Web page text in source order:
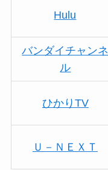
Hulu
バンダイチャンネ
ル
ひかりTV
Ｕ－ＮＥＸＴ